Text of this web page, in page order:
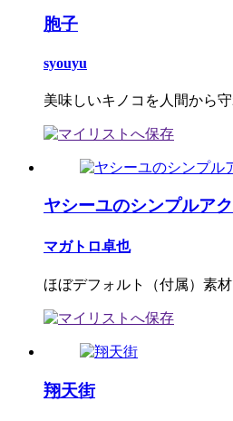
胞子
syouyu
美味しいキノコを人間から
ヤシーユのシンプルア
マガトロ卓也
ほぼデフォルト（付属）素
翔天街